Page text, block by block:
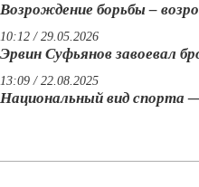
Возрождение борьбы –
10:12 / 29.05.2026
Эрвин Суфьянов завоевал
13:09 / 22.08.2025
Национальный вид спорта